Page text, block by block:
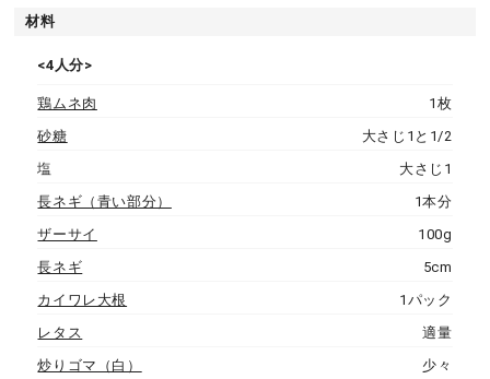
材料
<4人分>
鶏ムネ肉
1枚
砂糖
大さじ1と1/2
塩
大さじ1
長ネギ（青い部分）
1本分
ザーサイ
100g
長ネギ
5cm
カイワレ大根
1パック
レタス
適量
炒りゴマ（白）
少々